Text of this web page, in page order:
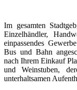
Im gesamten
Einzelhändler,
einpassendes
Bus und Bahn
nach Ihrem Einkauf
und Weinstuben,
unterhaltsamen